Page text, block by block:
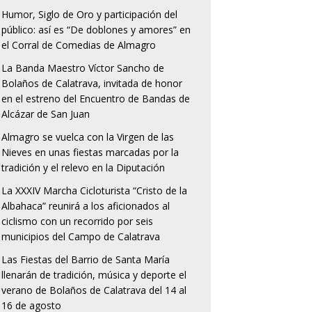
Humor, Siglo de Oro y participación del
público: así es “De doblones y amores” en
el Corral de Comedias de Almagro
La Banda Maestro Víctor Sancho de
Bolaños de Calatrava, invitada de honor
en el estreno del Encuentro de Bandas de
Alcázar de San Juan
Almagro se vuelca con la Virgen de las
Nieves en unas fiestas marcadas por la
tradición y el relevo en la Diputación
La XXXIV Marcha Cicloturista “Cristo de la
Albahaca” reunirá a los aficionados al
ciclismo con un recorrido por seis
municipios del Campo de Calatrava
Las Fiestas del Barrio de Santa María
llenarán de tradición, música y deporte el
verano de Bolaños de Calatrava del 14 al
16 de agosto